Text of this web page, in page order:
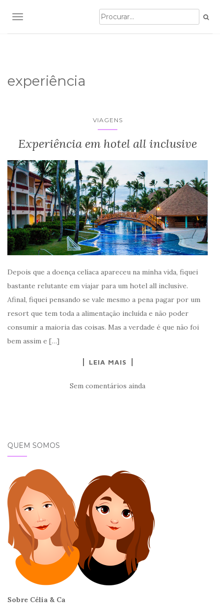
TOGGLE NAVIGATION
experiência
VIAGENS
Experiência em hotel all inclusive
Depois que a doença celíaca apareceu na minha vida, fiquei
bastante relutante em viajar para um hotel all inclusive.
Afinal, fiquei pensando se vale mesmo a pena pagar por um
resort que tem toda a alimentação incluída e não poder
consumir a maioria das coisas. Mas a verdade é que não foi
bem assim e […]
LEIA MAIS
Sem comentários ainda
QUEM SOMOS
Sobre Célia & Ca